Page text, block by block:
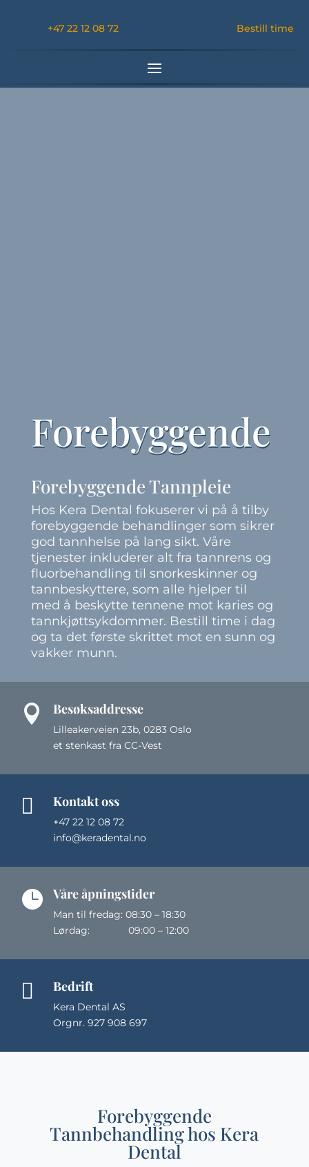
+47 22 12 08 72 Bestill time
Forebyggende
Forebyggende Tannpleie
Hos Kera Dental fokuserer vi på å tilby
forebyggende behandlinger som sikrer
god tannhelse på lang sikt. Våre
tjenester inkluderer alt fra tannrens og
fluorbehandling til snorkeskinner og
tannbeskyttere, som alle hjelper til
med å beskytte tennene mot karies og
tannkjøttsykdommer. Bestill time i dag
og ta det første skrittet mot en sunn og
vakker munn.
 Besøksaddresse
Lilleakerveien 23b, 0283 Oslo
et stenkast fra CC-Vest
 Kontakt oss
+47 22 12 08 72
info@keradental.no
 Våre åpningstider
Man til fredag: 08:30 – 18:30
Lørdag: 09:00 – 12:00
 Bedrift
Kera Dental AS
Orgnr. 927 908 697
Forebyggende
Tannbehandling hos Kera
Dental